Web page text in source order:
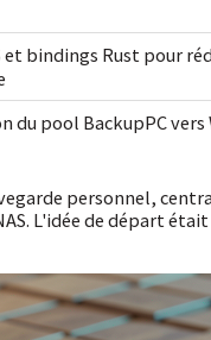
et bindings Rust pour
du pool BackupPC
personnel,
L'idée de départ